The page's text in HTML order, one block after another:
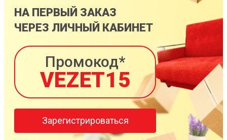
НА ПЕРВЫЙ ЗАКАЗ
ЧЕРЕЗ ЛИЧНЫЙ КАБИНЕТ
Промокод*
VEZET15
Зарегистрироваться